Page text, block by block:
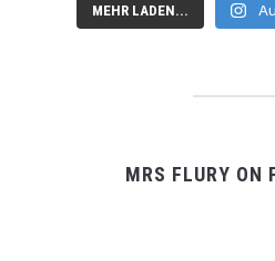
MEHR LADEN...
MRS FLURY ON